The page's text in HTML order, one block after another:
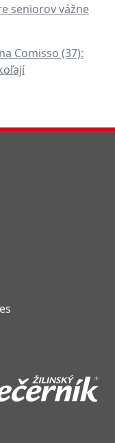
seniorov vážne
Comisso (37):